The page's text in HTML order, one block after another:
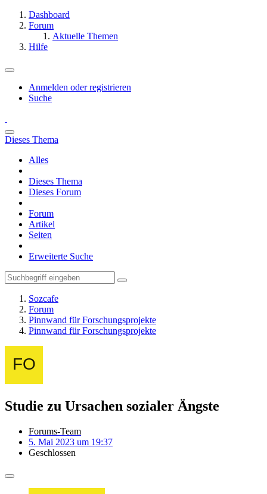
Dashboard
Forum
Aktuelle Themen
Hilfe
Anmelden oder registrieren
Suche
Dieses Thema
Alles
Dieses Thema
Dieses Forum
Forum
Artikel
Seiten
Erweiterte Suche
Sozcafe
Forum
Pinnwand für Forschungsprojekte
Pinnwand für Forschungsprojekte
Studie zu Ursachen sozialer Ängste
Forums-Team
5. Mai 2023 um 19:37
Geschlossen